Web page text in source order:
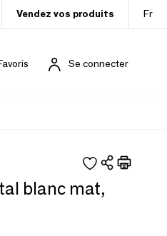
Vendez vos produits Fr
Se connecter
blanc mat,